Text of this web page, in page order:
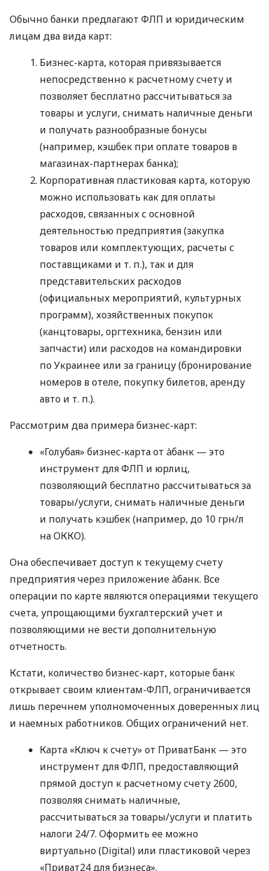
Обычно банки предлагают ФЛП и юридическим
лицам два вида карт:
Бизнес-карта, которая привязывается
непосредственно к расчетному счету и
позволяет бесплатно рассчитываться за
товары и услуги, снимать наличные деньги
и получать разнообразные бонусы
(например, кэшбек при оплате товаров в
магазинах-партнерах банка);
Корпоративная пластиковая карта, которую
можно использовать как для оплаты
расходов, связанных с основной
деятельностью предприятия (закупка
товаров или комплектующих, расчеты с
поставщиками и т. п.), так и для
представительских расходов
(официальных мероприятий, культурных
программ), хозяйственных покупок
(канцтовары, оргтехника, бензин или
запчасти) или расходов на командировки
по Украинее или за границу (бронирование
номеров в отеле, покупку билетов, аренду
авто и т. п.).
Рассмотрим два примера бизнес-карт:
«Голубая» бизнес-карта от àбанк — это
инструмент для ФЛП и юрлиц,
позволяющий бесплатно рассчитываться за
товары/услуги, снимать наличные деньги
и получать кэшбек (например, до 10 грн/л
на ОККО).
Она обеспечивает доступ к текущему счету
предприятия через приложение àбанк. Все
операции по карте являются операциями текущего
счета, упрощающими бухгалтерский учет и
позволяющими не вести дополнительную
отчетность.
Кстати, количество бизнес-карт, которые банк
открывает своим клиентам-ФЛП, ограничивается
лишь перечнем уполномоченных доверенных лиц
и наемных работников. Общих ограничений нет.
Карта «Ключ к счету» от ПриватБанк — это
инструмент для ФЛП, предоставляющий
прямой доступ к расчетному счету 2600,
позволяя снимать наличные,
рассчитываться за товары/услуги и платить
налоги 24/7. Оформить ее можно
виртуально (Digital) или пластиковой через
«Приват24 для бизнеса».